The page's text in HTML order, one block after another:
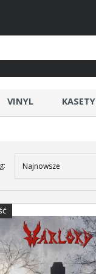
VINYL KASETY
Najnowsze